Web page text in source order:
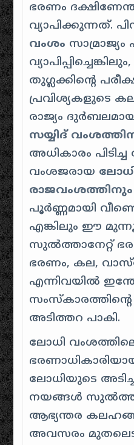
ഭരണം
വ്യാപിക്കുന്നത്.
വംശം സാമ്രാജ്യം
തുഗ്ലക്കിന്റെ
പ്രവിശ്യകളുടെ
രാജ്യം
സയ്യിദ്
അധികാരം
വംശജരായ
രാജവംശത്തിനും
പൂർണ്ണമായി
എങ്കിലും ഈ
സുൽത്താനേറ്റ്
ഭരണം, കല,
എന്നിവയിൽ
അടിത്തറ പാകി.
ലോധി
ലോധിയുടെ
നയങ്ങൾ
ആഭ്യന്തര
അവസരം